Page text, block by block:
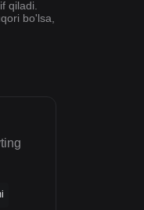
qiladi.
bo'lsa,